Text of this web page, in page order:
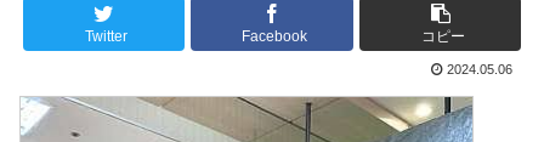
Twitter Facebook コピー
2024.05.06